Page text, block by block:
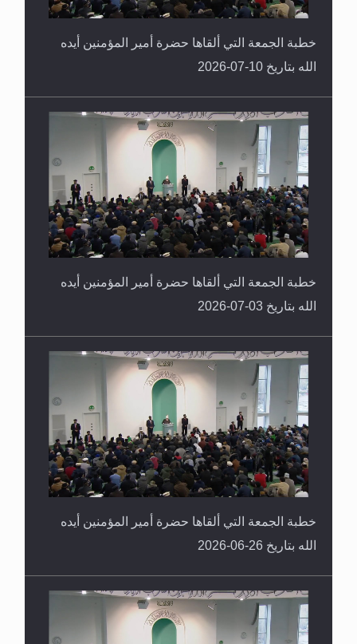
خطبة الجمعة التي ألقاها حضرة أمير المؤمنين أيده
الله بتاريخ 10-07-2026
خطبة الجمعة التي ألقاها حضرة أمير المؤمنين أيده
الله بتاريخ 03-07-2026
خطبة الجمعة التي ألقاها حضرة أمير المؤمنين أيده
الله بتاريخ 26-06-2026